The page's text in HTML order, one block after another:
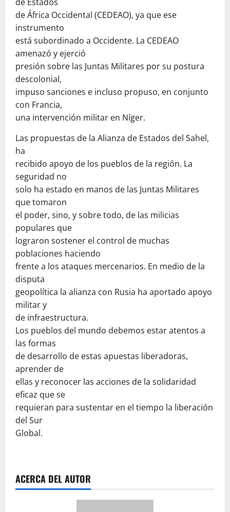
de África Occidental (CEDEAO), ya que ese
instrumento
está subordinado a Occidente. La CEDEAO
amenazó y ejerció
presión sobre las Juntas Militares por su postura
descolonial,
impuso sanciones e incluso propuso, en conjunto
con Francia,
una intervención militar en Níger.
Las propuestas de la Alianza de Estados del Sahel,
ha
recibido apoyo de los pueblos de la región. La
seguridad no
solo ha estado en manos de las Juntas Militares
que tomaron
el poder, sino, y sobre todo, de las milicias
populares que
lograron sostener el control de muchas
poblaciones haciendo
frente a los ataques mercenarios. En medio de la
disputa
geopolítica la alianza con Rusia ha aportado apoyo
militar y
de infraestructura.
Los pueblos del mundo debemos estar atentos a
las formas
de desarrollo de estas apuestas liberadoras,
aprender de
ellas y reconocer las acciones de la solidaridad
eficaz que se
requieran para sustentar en el tiempo la liberación
del Sur
Global.
ACERCA DEL AUTOR